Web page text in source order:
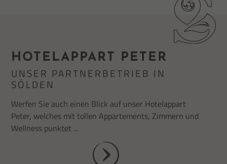
HOTELAPPART PETER
UNSER PARTNERBETRIEB IN
SÖLDEN
Werfen Sie auch einen Blick auf unser Hotelappart
Peter, welches mit tollen Appartements, Zimmern und
Wellness punktet ...